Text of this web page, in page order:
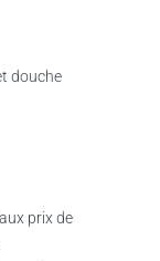
douche
prix de